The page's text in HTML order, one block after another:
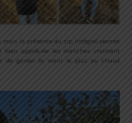
mais la présence du zip intégral permet
bien appréciée les manches vraiment
de garder la main le plus au chaud